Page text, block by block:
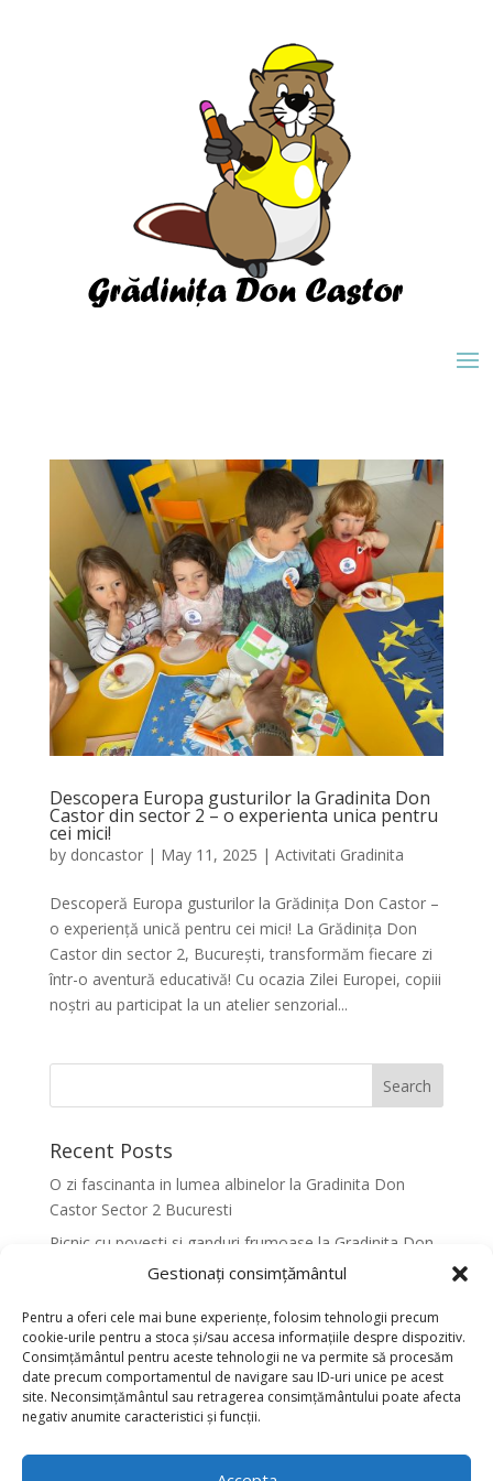
Gestionați consimțământul
Pentru a oferi cele mai bune experiențe, folosim tehnologii precum
cookie-urile pentru a stoca și/sau accesa informațiile despre dispozitiv.
Consimțământul pentru aceste tehnologii ne va permite să procesăm
date precum comportamentul de navigare sau ID-uri unice pe acest
site. Neconsimțământul sau retragerea consimțământului poate afecta
negativ anumite caracteristici și funcții.
Descopera Europa gusturilor la Gradinita Don
Castor din sector 2 – o experienta unica pentru
cei mici!
by doncastor| May 11, 2025 | Activitati Gradinita
Descoperă Europa gusturilor la Grădinița Don Castor –
o experiență unică pentru cei mici! La Grădinița Don
Castor din sector 2, București, transformăm fiecare zi
într-o aventură educativă! Cu ocazia Zilei Europei, copiii
noștri au participat la un atelier senzorial...
Recent Posts
O zi fascinanta in lumea albinelor la Gradinita Don
Castor Sector 2 Bucuresti
Picnic cu povesti si ganduri frumoase la Gradinita Don
Castor Sector 2 Bucuresti
Bucuresti
Activitati senzoriale creative pentru dezvoltarea
armonioasa a copiilor la Gradinita Don Castor Sector 2
Bucuresti